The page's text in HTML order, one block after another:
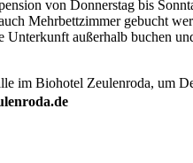
von Donnerstag bis
Mehrbettzimmer gebucht
Unterkunft außerhalb buchen
im Biohotel Zeulenroda, um